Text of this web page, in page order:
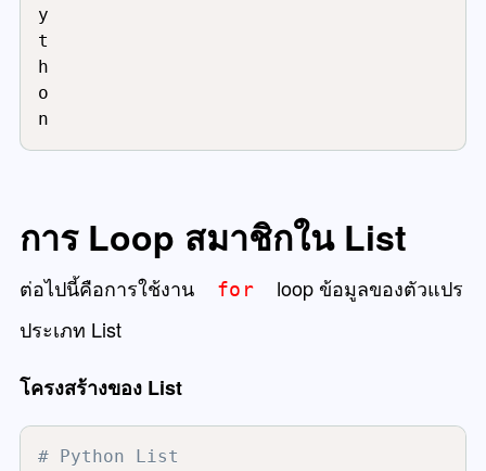
y
t
h
o
n
การ Loop สมาชิกใน List
ต่อไปนี้คือการใช้งาน for loop ข้อมูลของตัวแปร
ประเภท List
โครงสร้างของ List
# Python List